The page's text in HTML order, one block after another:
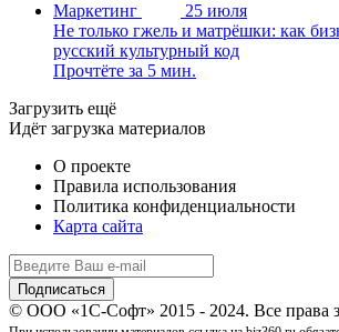
Маркетинг
25 июля
Не только гжель и матрёшки: как
русский культурный код
Прочтёте за 5 мин.
Загрузить ещё
Идёт загрузка материалов
О проекте
Правила использования
Политика конфиденциальности
Карта сайта
© ООО «1С-Софт» 2015 - 2024. Все права